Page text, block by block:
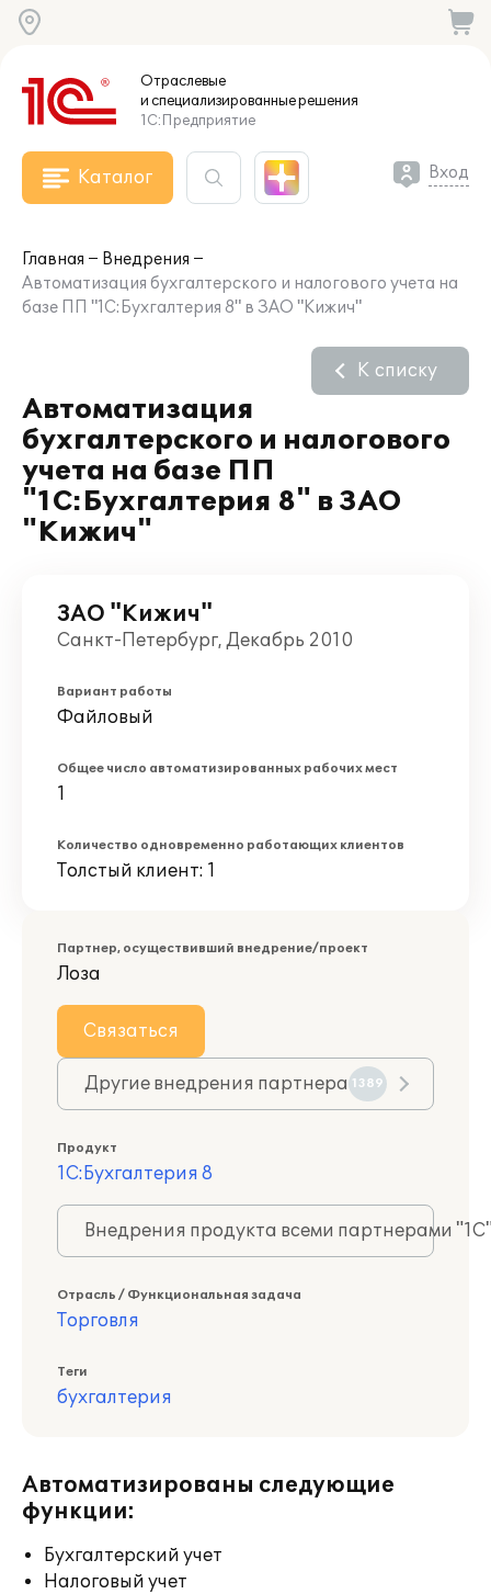
Отраслевые
и специализированныерешения
1С:Предприятие
Каталог Вход
Главная
Внедрения
Автоматизация бухгалтерского и налогового учета на
базе ПП "1С:Бухгалтерия 8" в ЗАО "Кижич"
Автоматизация
бухгалтерского и налогового
учета на базе ПП
"1С:Бухгалтерия 8" в ЗАО
"Кижич"
К списку
ЗАО "Кижич"
Санкт-Петербург, Декабрь 2010
Вариант работы
Файловый
Общее число автоматизированных рабочих мест
1
Количество одновременно работающих клиентов
Толстый клиент: 1
Партнер, осуществивший внедрение/проект
Лоза
Связаться
Другие внедрения партнера 1389
Продукт
1С:Бухгалтерия 8
Внедрения продукта всеми партнерами
Отрасль / Функциональная задача
Торговля
Теги
бухгалтерия
Автоматизированы следующие
функции:
Бухгалтерский учет
Налоговый учет